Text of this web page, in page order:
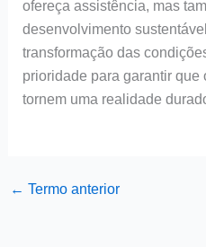
ofereça assistência, mas
desenvolvimento
transformação das
prioridade para garantir
tornem uma realidade
← Termo anterior